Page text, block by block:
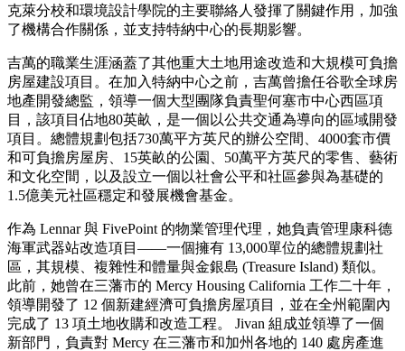
克萊分校和環境設計學院的主要聯絡人發揮了關鍵作用，加強
了機構合作關係，並支持特納中心的長期影響。
吉萬的職業生涯涵蓋了其他重大土地用途改造和大規模可負擔
房屋建設項目。在加入特納中心之前，吉萬曾擔任谷歌全球房
地產開發總監，領導一個大型團隊負責聖何塞市中心西區項
目，該項目佔地80英畝，是一個以公共交通為導向的區域開發
項目。總體規劃包括730萬平方英尺的辦公空間、4000套市價
和可負擔房屋房、15英畝的公園、50萬平方英尺的零售、藝術
和文化空間，以及設立一個以社會公平和社區參與為基礎的
1.5億美元社區穩定和發展機會基金。
作為 Lennar 與 FivePoint 的物業管理代理，她負責管理康科德
海軍武器站改造項目——一個擁有 13,000單位的總體規劃社
區，其規模、複雜性和體量與金銀島 (Treasure Island) 類似。
此前，她曾在三藩市的 Mercy Housing California 工作二十年，
領導開發了 12 個新建經濟可負擔房屋項目，並在全州範圍內
完成了 13 項土地收購和改造工程。 Jivan 組成並領導了一個
新部門，負責對 Mercy 在三藩市和加州各地的 140 處房產進